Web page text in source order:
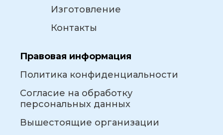
Изготовление
Контакты
Правовая информация
Политика конфиденциальности
Согласие на обработку
персональных данных
Вышестоящие организации